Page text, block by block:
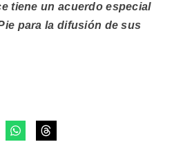
tiene un acuerdo especial
para la difusión de sus